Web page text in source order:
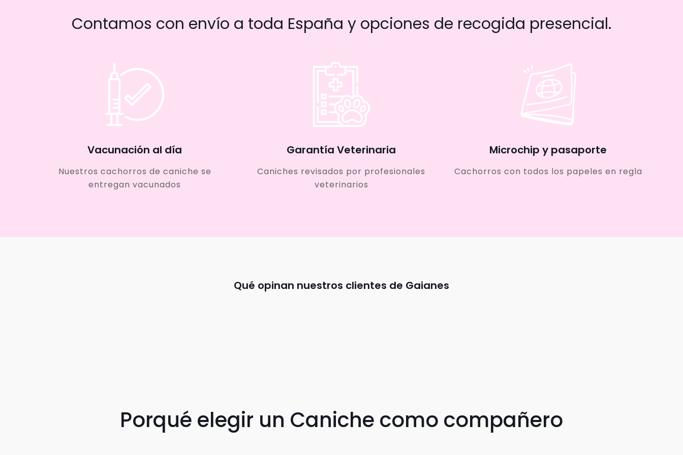
Contamos con envío a toda España y opciones de recogida presencial.
Vacunación al día
Nuestros cachorros de caniche se
entregan vacunados
Garantía Veterinaria
Caniches revisados por profesionales
veterinarios
Microchip y pasaporte
Cachorros con todos los papeles en regla
Qué opinan nuestros clientes de Gaianes
Porqué elegir un Caniche como compañero